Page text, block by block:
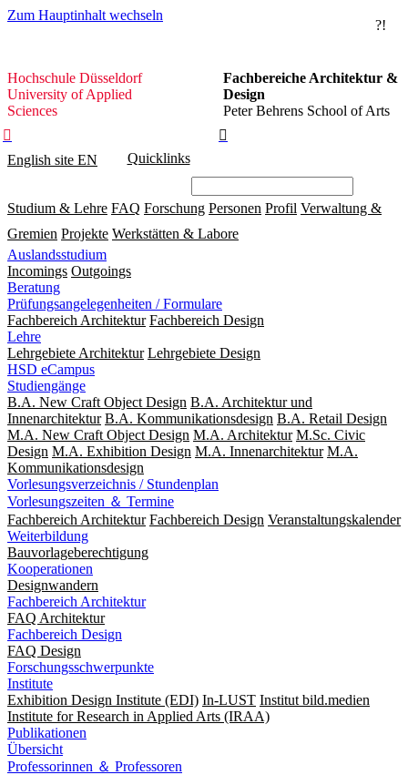
Zum Hauptinhalt wechseln
?!
Hochschule
Düsseldorf
Hochschule Düsseldorf
University of Applied
Sciences
Fachbereiche Architektur &
Design
Peter Behrens School of Arts


English site EN Quicklinks
Studium & Lehre FAQ Forschung Personen Profil Verwaltung &
Gremien Projekte Werkstätten & Labore
Auslandsstudium
Incomings Outgoings
Beratung
Prüfungsangelegenheiten / Formulare
Fachbereich Architektur Fachbereich Design
Lehre
Lehrgebiete Architektur Lehrgebiete Design
HSD eCampus
Studiengänge
B.A. New Craft Object Design B.A. Architektur und
Innenarchitektur B.A. Kommunikationsdesign B.A. Retail Design
M.A. New Craft Object Design M.A. Architektur M.Sc. Civic
Design M.A. Exhibition Design M.A. Innenarchitektur M.A.
Kommunikationsdesign
Vorlesungsverzeichnis / Stundenplan
Vorlesungszeiten ＆ Termine
Fachbereich Architektur Fachbereich Design Veranstaltungskalender
Weiterbildung
Bauvorlageberechtigung
Kooperationen
Designwandern
Fachbereich Architektur
FAQ Architektur
Fachbereich Design
FAQ Design
Forschungsschwerpunkte
Institute
Exhibition Design Institute (EDI) In-LUST Institut bild.medien
Institute for Research in Applied Arts (IRAA)
Publikationen
Übersicht
Professorinnen ＆ Professoren